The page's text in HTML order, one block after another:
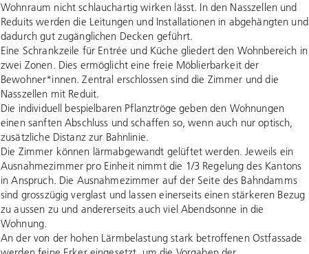
Wohnraum nicht schlauchartig wirken lässt. In den Nasszellen und
Reduits werden die Leitungen und Installationen in abgehängten und
dadurch gut zugänglichen Decken geführt.
Eine Schrankzeile für Entrée und Küche gliedert den Wohnbereich in
zwei Zonen. Dies ermöglicht eine freie Möblierbarkeit der
Bewohner*innen. Zentral erschlossen sind die Zimmer und die
Nasszellen mit Reduit.
Die individuell bespielbaren Pflanztröge geben den Wohnungen
einen sanften Abschluss und schaffen so, wenn auch nur optisch,
zusätzliche Distanz zur Bahnlinie.
Die Zimmer können lärmabgewandt gelüftet werden. Jeweils ein
Ausnahmezimmer pro Einheit nimmt die 1/3 Regelung des Kantons
in Anspruch. Die Ausnahmezimmer auf der Seite des Bahndamms
sind grosszügig verglast und lassen einerseits einen stärkeren Bezug
zu aussen zu und andererseits auch viel Abendsonne in die
Wohnung.
An der von der hohen Lärmbelastung stark betroffenen Ostfassade